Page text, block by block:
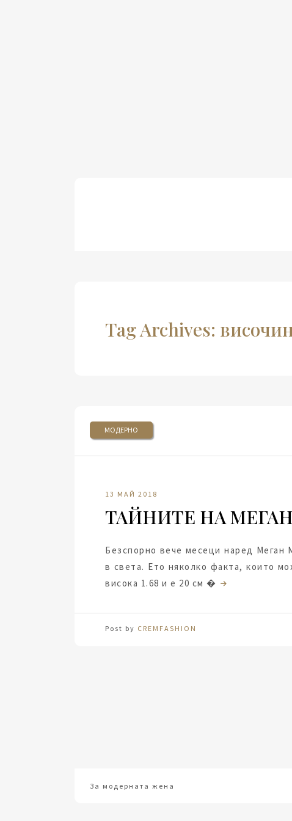
Tag Archives:
МОДЕРНО
13 МАЙ 2018
ТАЙНИТЕ НА
Безспорно вече месеци наред
в света. Ето няколко факта, които
висока 1.68 и е 20 см �
Post by CREMFASHION
За модерната жена